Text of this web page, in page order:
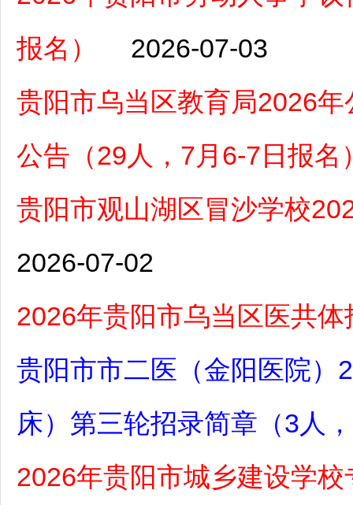
报名）
2026-07-03
贵阳市乌当区教育局2026
公告（29人，7月6-7日报名
贵阳市观山湖区冒沙学校
2026-07-02
2026年贵阳市乌当区医共体
贵阳市市二医（金阳医院）
床）第三轮招录简章（3人
2026年贵阳市城乡建设学